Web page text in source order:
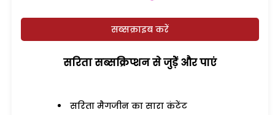
सब्सक्राइब करें
सरिता सब्सक्रिप्शन से जुड़ेें और पाएं
सरिता मैगजीन का सारा कंटेंट